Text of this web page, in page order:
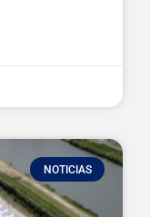
NOTICIAS